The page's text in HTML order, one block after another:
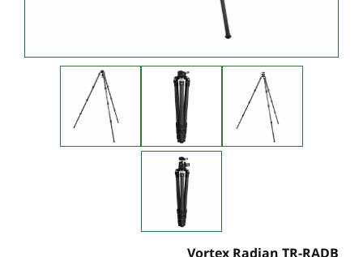
Vortex Radian TR-RADB